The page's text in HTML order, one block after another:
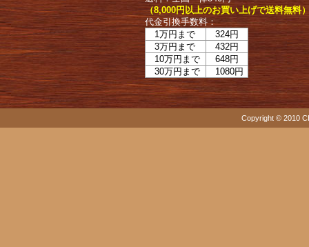
（8,000円以上のお買い上げで送料無料
代金引換手数料：
1万円まで
324円
3万円まで
432円
10万円まで
648円
30万円まで
1080円
Copyright © 2010